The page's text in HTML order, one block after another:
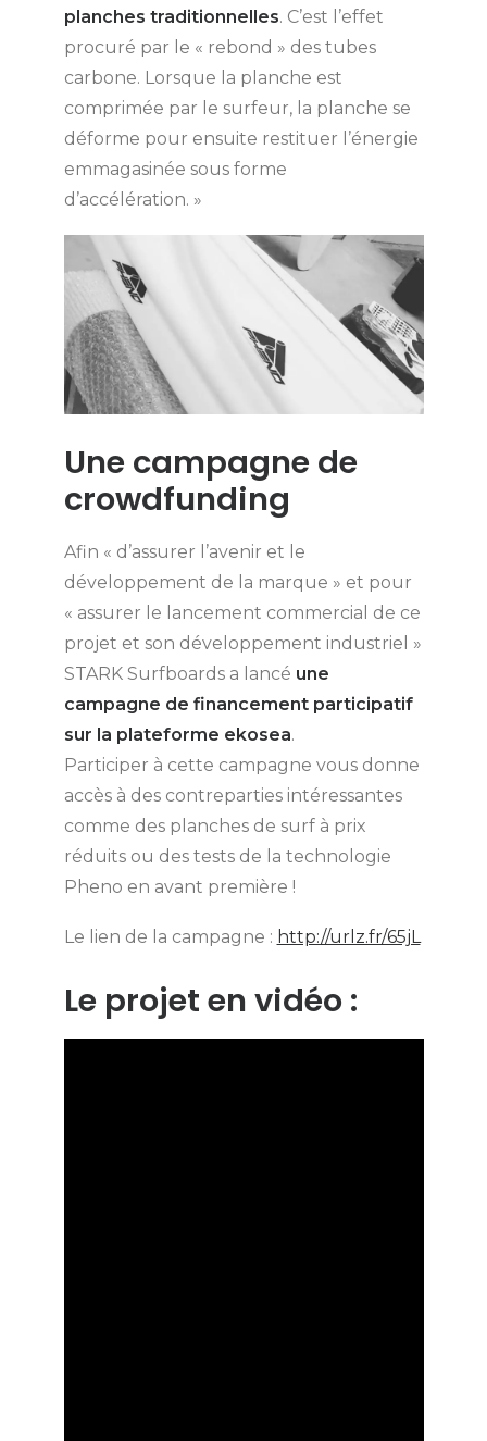
planches traditionnelles. C’est l’effet
procuré par le « rebond » des tubes
carbone. Lorsque la planche est
comprimée par le surfeur, la planche se
déforme pour ensuite restituer l’énergie
emmagasinée sous forme
d’accélération. »
Une campagne de
crowdfunding
Afin « d’assurer l’avenir et le
développement de la marque » et pour
« assurer le lancement commercial de ce
projet et son développement industriel »
STARK Surfboards a lancé une
campagne de financement participatif
sur la plateforme ekosea.
Participer à cette campagne vous donne
accès à des contreparties intéressantes
comme des planches de surf à prix
réduits ou des tests de la technologie
Pheno en avant première !
Le lien de la campagne : http://urlz.fr/65jL
Le projet en vidéo :